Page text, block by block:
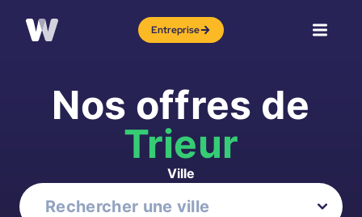
Entreprise
Nos offres de
Trieur
Ville